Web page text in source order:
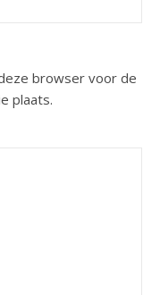
browser voor de
plaats.